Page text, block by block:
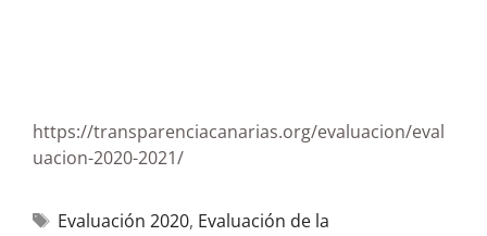
https://transparenciacanarias.org/evaluacion/eval
uacion-2020-2021/
Evaluación 2020, Evaluación de la